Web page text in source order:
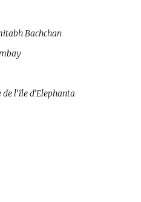
Bachchan
l’île d’Elephanta